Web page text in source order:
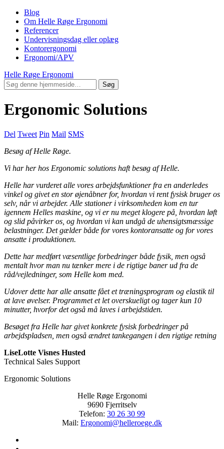
Blog
Om Helle Røge Ergonomi
Referencer
Undervisningsdag eller oplæg
Kontorergonomi
Ergonomi/APV
Helle Røge Ergonomi
Ergonomic Solutions
Del Tweet Pin Mail SMS
Besøg af Helle Røge.
Vi har her hos Ergonomic solutions haft besøg af Helle.
Helle har vurderet alle vores arbejdsfunktioner fra en anderledes
vinkel og givet en stor øjenåbner for, hvordan vi rent fysisk bruger os
selv, når vi arbejder. Alle stationer i virksomheden kom en tur
igennem Helles maskine, og vi er nu meget klogere på, hvordan løft
og slid påvirker os, og hvordan vi kan undgå de uhensigtsmæssige
belastninger. Det gælder både for vores kontoransatte og for vores
ansatte i produktionen.
Dette har medført væsentlige forbedringer både fysik, men også
mentalt hvor man nu tænker mere i de rigtige baner ud fra de
råd/vejledninger, som Helle kom med.
Udover dette har alle ansatte fået et træningsprogram og elastik til
at lave øvelser. Programmet et let overskueligt og tager kun 10
minutter, hvorfor det også må laves i arbejdstiden.
Besøget fra Helle har givet konkrete fysisk forbedringer på
arbejdspladsen, men også ændret tankegangen i den rigtige retning
LiseLotte Visnes Husted
Technical Sales Support
Ergonomic Solutions
Helle Røge Ergonomi
9690 Fjerritselv
Telefon: 30 26 30 99
Mail: Ergonomi@helleroege.dk